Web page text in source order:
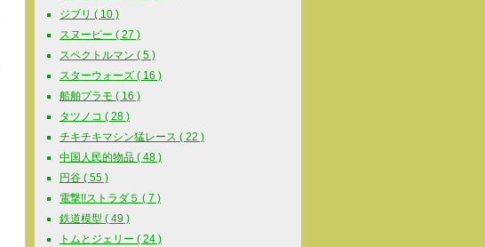
ジブリ ( 10 )
スヌーピー ( 27 )
スペクトルマン ( 5 )
スターウォーズ ( 16 )
船舶プラモ ( 16 )
タツノコ ( 28 )
チキチキマシン猛レース ( 22 )
中国人民的物品 ( 48 )
円谷 ( 55 )
電撃!!ストラダ５ ( 7 )
鉄道模型 ( 49 )
トムとジェリー ( 24 )